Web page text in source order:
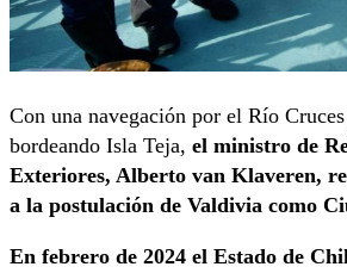
Con una navegación por el Río
bordeando Isla Teja, el ministro de
Exteriores, Alberto van Klaveren,
a la postulación de Valdivia como
En febrero de 2024 el Estado de